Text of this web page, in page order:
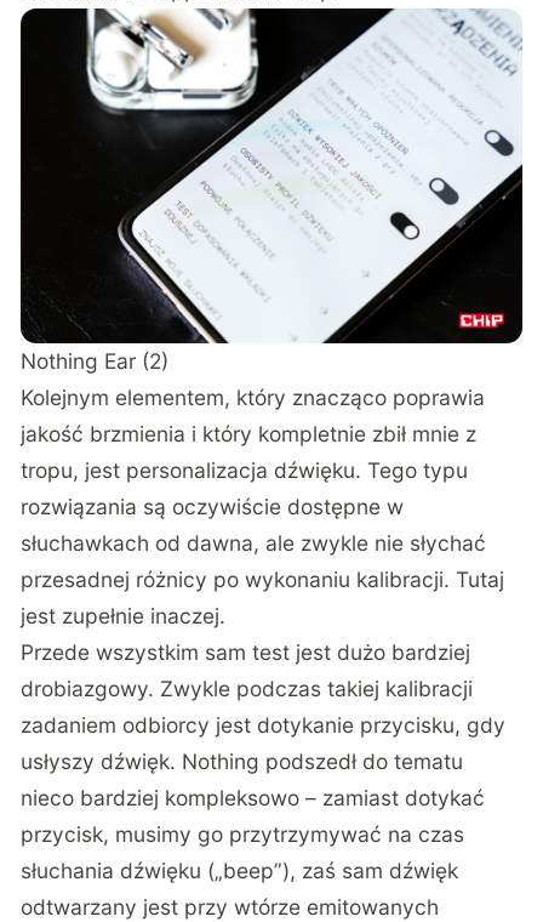
Nothing Ear (2)
Kolejnym elementem, który znacząco poprawia
jakość brzmienia i który kompletnie zbił mnie z
tropu, jest personalizacja dźwięku. Tego typu
rozwiązania są oczywiście dostępne w
słuchawkach od dawna, ale zwykle nie słychać
przesadnej różnicy po wykonaniu kalibracji. Tutaj
jest zupełnie inaczej.
Przede wszystkim sam test jest dużo bardziej
drobiazgowy. Zwykle podczas takiej kalibracji
zadaniem odbiorcy jest dotykanie przycisku, gdy
usłyszy dźwięk. Nothing podszedł do tematu
nieco bardziej kompleksowo – zamiast dotykać
przycisk, musimy go przytrzymywać na czas
słuchania dźwięku („beep”), zaś sam dźwięk
odtwarzany jest przy wtórze emitowanych